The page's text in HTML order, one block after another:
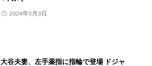
2024年5月3日
大谷夫妻、左手薬指に指輪で登場 ドジャ